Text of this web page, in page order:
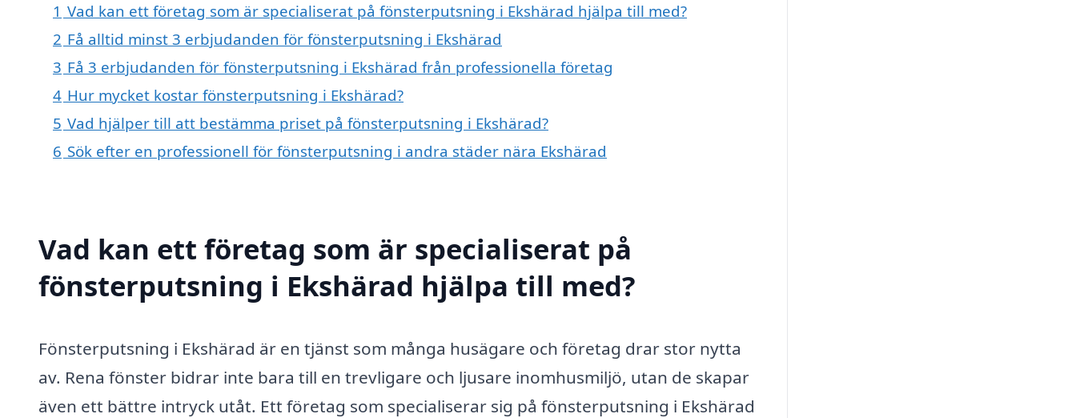
1 Vad kan ett företag som är specialiserat på fönsterputsning i Ekshärad hjälpa till med?
2 Få alltid minst 3 erbjudanden för fönsterputsning i Ekshärad
3 Få 3 erbjudanden för fönsterputsning i Ekshärad från professionella företag
4 Hur mycket kostar fönsterputsning i Ekshärad?
5 Vad hjälper till att bestämma priset på fönsterputsning i Ekshärad?
6 Sök efter en professionell för fönsterputsning i andra städer nära Ekshärad
Vad kan ett företag som är specialiserat på
fönsterputsning i Ekshärad hjälpa till med?
Fönsterputsning i Ekshärad är en tjänst som många husägare och företag drar stor nytta
av. Rena fönster bidrar inte bara till en trevligare och ljusare inomhusmiljö, utan de skapar
även ett bättre intryck utåt. Ett företag som specialiserar sig på fönsterputsning i Ekshärad